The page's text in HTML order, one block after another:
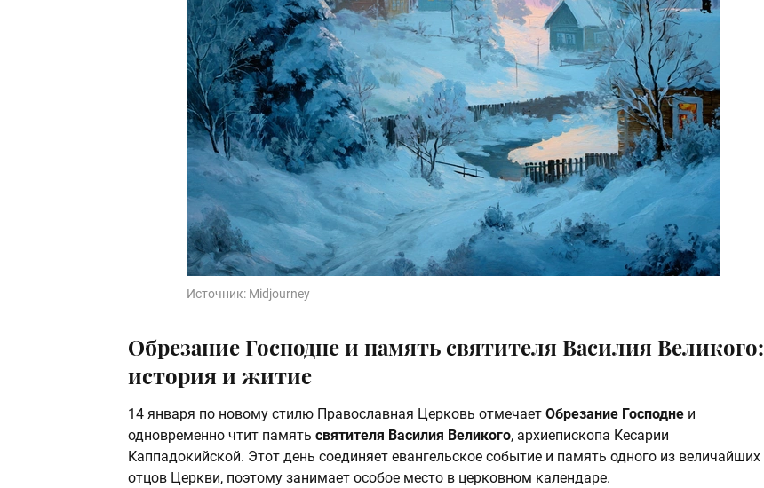
Источник: Midjourney
Обрезание Господне и память святителя Василия Великого:
история и житие
14 января по новому стилю Православная Церковь отмечает Обрезание Господне и
одновременно чтит память святителя Василия Великого, архиепископа Кесарии
Каппадокийской. Этот день соединяет евангельское событие и память одного из величайших
отцов Церкви, поэтому занимает особое место в церковном календаре.